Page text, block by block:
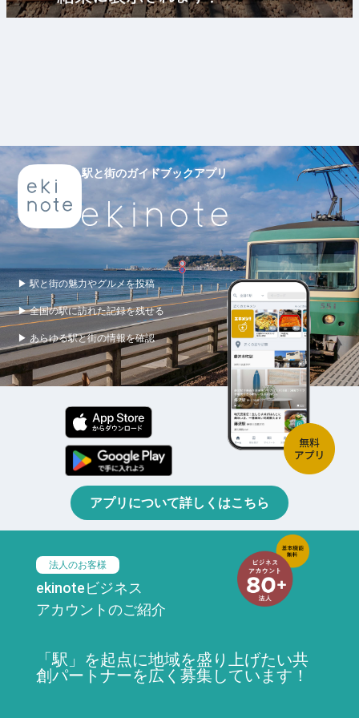
駅と街のガイドブックアプリ
▶ 駅と街の魅力やグルメを投稿
▶ 全国の駅に訪れた記録を残せる
▶ あらゆる駅と街の情報を確認
アプリについて詳しくはこちら
法人のお客様
ekinoteビジネス
アカウントのご紹介
「駅」を起点に地域を盛り上げたい共
創パートナーを広く募集しています！